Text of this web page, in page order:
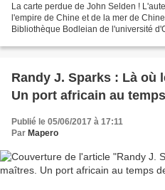
La carte perdue de John Selden !
l'empire de Chine et de la mer de
Bibliothèque Bodleian de l'université
Randy J. Sparks : Là où
Un port africain au
Publié le 05/06/2017 à 17:11
Par Mapero